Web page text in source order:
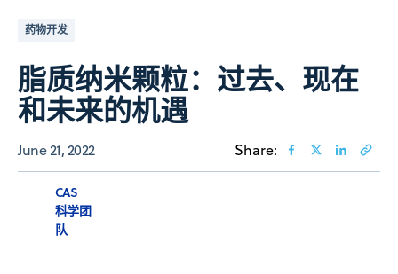
药物开发
脂质纳米颗粒：过去、现在
和未来的机遇
June 21, 2022 Share:
CAS
科学团
队